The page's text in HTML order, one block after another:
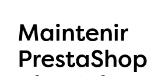
Maintenir